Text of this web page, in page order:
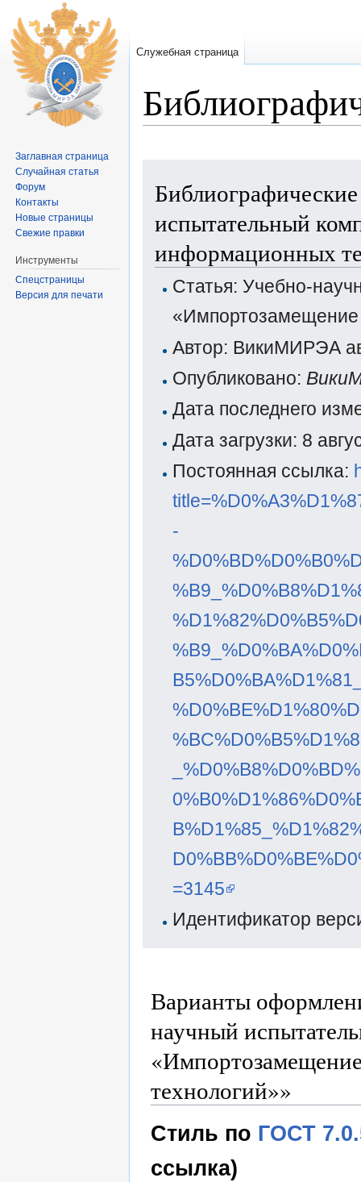
испытательный
информационных
Статья: Учебно-
Автор: ВикиМИРЭА
Опубликовано:
Дата последнего
Дата загрузки: 8
Постоянная ссылка:
-
=3145
Идентификатор
Варианты
научный
технологий»»
Стиль по ГОСТ
ссылка)
Служебная страница
Заглавная страница
Случайная статья
Форум
Контакты
Новые страницы
Свежие правки
Инструменты
Спецстраницы
Версия для печати